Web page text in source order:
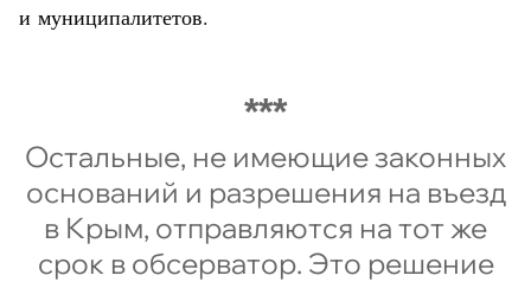
и муниципалитетов.
Остальные, не имеющие законных
оснований и разрешения на въезд
в Крым, отправляются на тот же
срок в обсерватор. Это решение